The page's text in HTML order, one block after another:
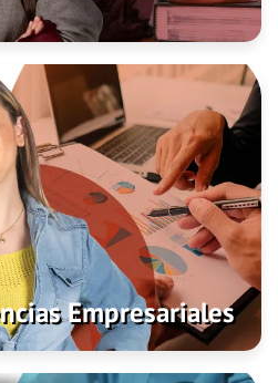
Empresariales
Empresariales